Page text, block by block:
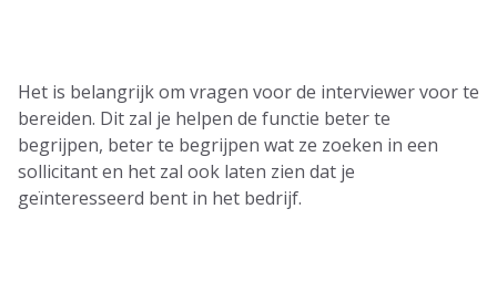
Het is belangrijk om vragen voor de interviewer voor te
bereiden. Dit zal je helpen de functie beter te
begrijpen, beter te begrijpen wat ze zoeken in een
sollicitant en het zal ook laten zien dat je
geïnteresseerd bent in het bedrijf.